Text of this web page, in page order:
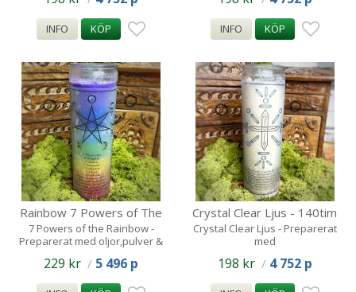
INFO KÖP INFO KÖP
Rainbow 7 Powers of The
rainbow Ljus/ 140tim
7 Powers of the Rainbow -
Preparerat med oljor,pulver &
229 kr / 5 496 p
Crystal Clear Ljus - 140tim
Crystal Clear Ljus - Preparerat
med
198 kr / 4 752 p